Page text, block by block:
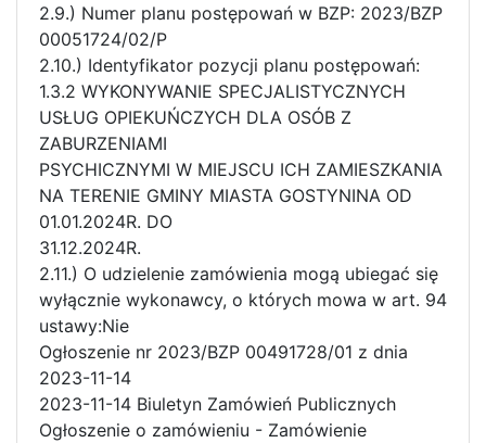
2.9.) Numer planu postępowań w BZP: 2023/BZP
00051724/02/P
2.10.) Identyfikator pozycji planu postępowań:
1.3.2 WYKONYWANIE SPECJALISTYCZNYCH
USŁUG OPIEKUŃCZYCH DLA OSÓB Z
ZABURZENIAMI
PSYCHICZNYMI W MIEJSCU ICH ZAMIESZKANIA
NA TERENIE GMINY MIASTA GOSTYNINA OD
01.01.2024R. DO
31.12.2024R.
2.11.) O udzielenie zamówienia mogą ubiegać się
wyłącznie wykonawcy, o których mowa w art. 94
ustawy:Nie
Ogłoszenie nr 2023/BZP 00491728/01 z dnia
2023-11-14
2023-11-14 Biuletyn Zamówień Publicznych
Ogłoszenie o zamówieniu - Zamówienie